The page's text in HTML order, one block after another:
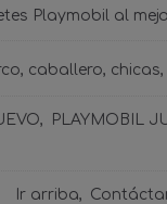
Playmobil al
caballero chicas
PLAYMOBIL
Ir arriba